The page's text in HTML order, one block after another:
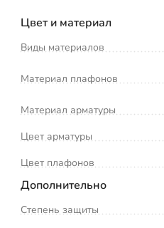
Цвет и материал
Виды материалов
Материал плафонов
Материал арматуры
Цвет арматуры
Цвет плафонов
Дополнительно
Степень защиты